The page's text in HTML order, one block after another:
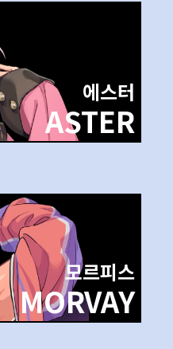
에스터
ASTER
모르피스
MORVAY